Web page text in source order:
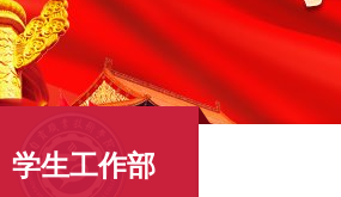
学生工作部